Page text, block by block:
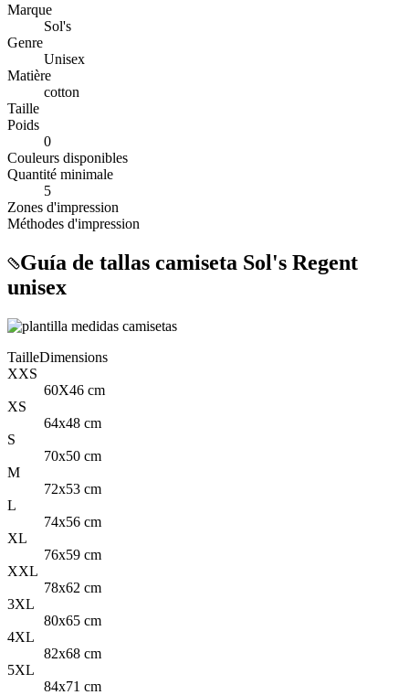
Marque
Sol's
Genre
Unisex
Matière
cotton
Taille
Poids
0
Couleurs disponibles
Quantité minimale
5
Zones d'impression
Méthodes d'impression
Guía de tallas camiseta Sol's Regent
unisex
TailleDimensions
XXS
60X46 cm
XS
64x48 cm
S
70x50 cm
M
72x53 cm
L
74x56 cm
XL
76x59 cm
XXL
78x62 cm
3XL
80x65 cm
4XL
82x68 cm
5XL
84x71 cm